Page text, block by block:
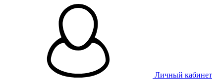
Личный кабинет